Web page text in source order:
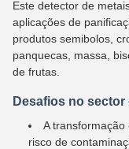
Este detector de
aplicações de
produtos semibolos,
panquecas, massa,
de frutas.
Desafios no sector
A
risco de